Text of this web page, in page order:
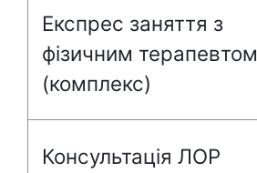
Експрес заняття з
фізичним терапевтом
(комплекс)
Консультація ЛОР